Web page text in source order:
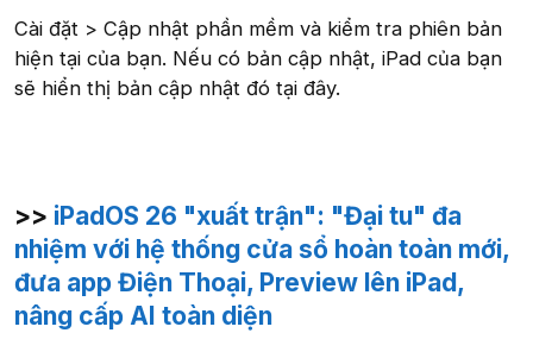
Cài đặt > Cập nhật phần mềm và kiểm tra phiên bản
hiện tại của bạn. Nếu có bản cập nhật, iPad của bạn
sẽ hiển thị bản cập nhật đó tại đây.
>> iPadOS 26 "xuất trận": "Đại tu" đa
nhiệm với hệ thống cửa sổ hoàn toàn mới,
đưa app Điện Thoại, Preview lên iPad,
nâng cấp AI toàn diện